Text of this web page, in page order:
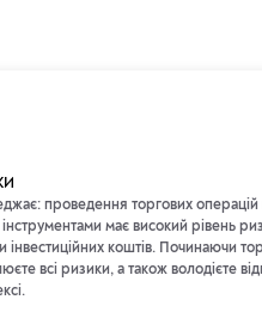
проведення торгових операцій
має високий рівень
інвестиційних коштів. Починаючи
всі ризики, а також володієте